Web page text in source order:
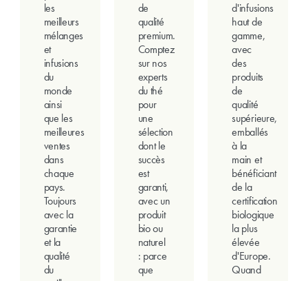
les
meilleurs
mélanges
et
infusions
du
monde
ainsi
que les
meilleures
ventes
dans
chaque
pays.
Toujours
avec la
garantie
et la
qualité
du
de
qualité
premium.
Comptez
sur nos
experts
du thé
pour
une
sélection
dont le
succès
est
garanti,
avec un
produit
bio ou
naturel
: parce
que
d'infusions
haut de
gamme,
avec
des
produits
de
qualité
supérieure,
emballés
à la
main et
bénéficiant
de la
certification
biologique
la plus
élevée
d'Europe.
Quand